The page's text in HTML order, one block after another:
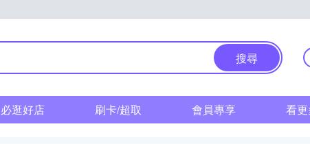
搜尋
必逛好店 刷卡/超取 會員專享 看更